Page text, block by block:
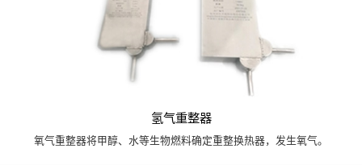
氢气重整器
氧气重整器将甲醇、水等生物燃料确定重整换热器，发生氧气。